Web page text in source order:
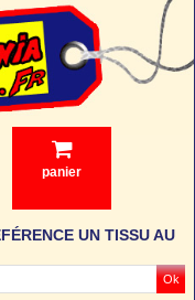
panier
UN TISSU AU